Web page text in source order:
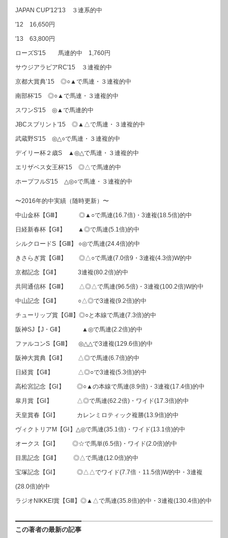
JAPAN CUP'12'13 ３連系的中
'12 16,650円
'13 63,800円
ローズS'15 馬連的中 1,760円
サウジアラビアRC'15 ３連複的中
京都大賞典’15 ◎○▲で馬連・３連複的中
南部杯'15 ◎○▲で馬連・３連複的中
スワンS'15 ◎▲で馬連的中
JBCスプリント'15 ◎▲△で馬連・３連複的中
武蔵野S'15 ◎△○で馬連・３連複的中
デイリー杯２歳S ▲◎△で馬連・３連複的中
エリザベス女王杯'15 ◎△で馬連的中
ホープフルS'15 △◎○で馬連・３連複的中
〜2016年的中実績（随時更新）〜
中山金杯【GⅢ】 ◎▲○で馬連(16.7倍)・3連複(18.5倍)的中
日経新春杯【GⅡ】 ▲◎で馬連(5.1倍)的中
シルクロードS【GⅢ】 ○◎で馬連(24.4倍)的中
きさらぎ賞【GⅢ】 ◎△○で馬連(7.0倍9・3連複(4.3倍)W的中
京都記念【GⅡ】 3連複(80.2倍)的中
共同通信杯【GⅢ】 △◎△で馬連(96.5倍)・3連複(100.2倍)W的中
中山記念【GⅡ】 ○△◎で3連複(9.2倍)的中
チューリップ賞【GⅢ】◎○と本線で馬連(7.3倍)的中
阪神SJ【J・GⅡ】 ▲◎で馬連(2.2倍)的中
ファルコンS【GⅢ】 ◎△△で3連複(129.6倍)的中
阪神大賞典【GⅡ】 △◎で馬連(6.7倍)的中
日経賞【GⅡ】 △◎○で3連複(5.3倍)的中
高松宮記念【GⅠ】 ◎○▲の本線で馬連(8.9倍)・3連複(17.4倍)的中
皐月賞【GⅠ】 △◎で馬連(62.2倍)・ワイド(17.3倍)的中
天皇賞春【GⅠ】 カレンミロティック複勝(13.9倍)的中
ヴィクトリアM【GⅠ】△◎で馬連(35.1倍)・ワイド(13.1倍)的中
オークス【GⅠ】 ◎☆で馬単(6.5倍)・ワイド(2.0倍)的中
目黒記念【GⅡ】 ◎△で馬連(12.0倍)的中
宝塚記念【GⅠ】 ◎△△でワイド(7.7倍・11.5倍)W的中・3連複
(28.0倍)的中
ラジオNIKKEI賞【GⅢ】◎▲△で馬連(35.8倍)的中・3連複(130.4倍)的中
この著者の最新の記事